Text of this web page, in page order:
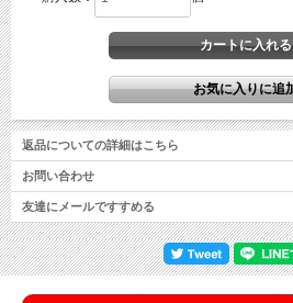
返品についての詳細はこちら
お問い合わせ
友達にメールですすめる